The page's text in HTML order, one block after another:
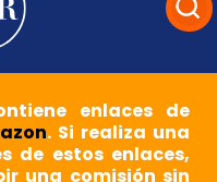
enlaces de
. Si realiza una
de estos enlaces,
una comisión sin